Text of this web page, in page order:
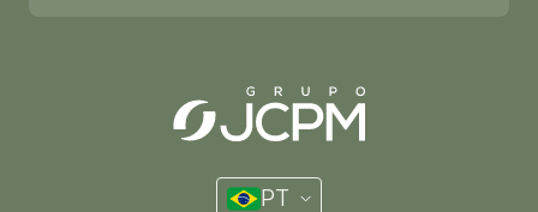
PT